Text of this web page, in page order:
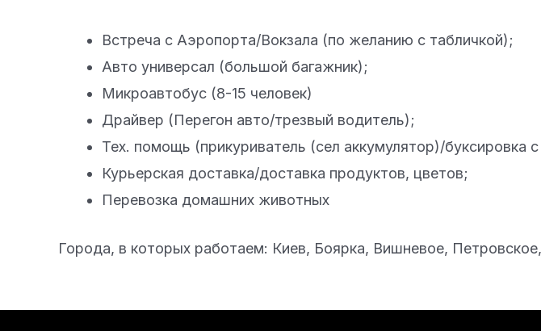
Встреча с Аэропорта/Вокзала (по желанию с табличкой);
Авто универсал (большой багажник);
Микроавтобус (8-15 человек)
Драйвер (Перегон авто/трезвый водитель);
Тех. помощь (прикуриватель (сел аккумулятор)/буксировка
Курьерская доставка/доставка продуктов, цветов;
Перевозка домашних животных
Города, в которых работаем: Киев, Боярка, Вишневое,